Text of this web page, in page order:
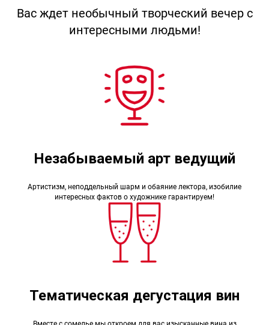
Вас ждет необычный творческий вечер с
интересными людьми!
Незабываемый арт ведущий
Артистизм, неподдельный шарм и обаяние лектора, изобилие
интересных фактов о художнике гарантируем!
Тематическая дегустация вин